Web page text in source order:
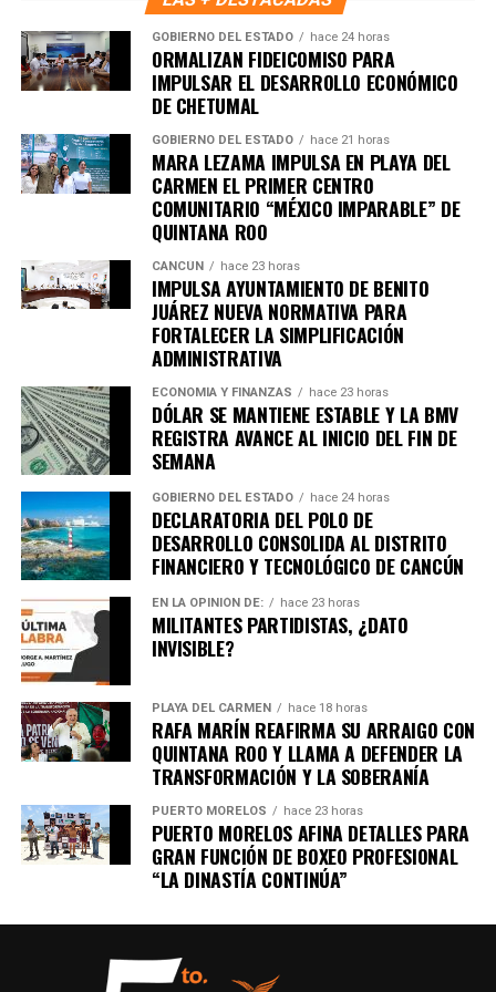
Recibe las noticias al instante
Únete al canal oficial de WhatsApp de
Quinto Podery recibe las noticias más
importantes de Quintana Roo directamente
en tu teléfono.
Unirme al canal de WhatsApp
GOBIERNO DEL ESTADO hace 24 horas
ORMALIZAN FIDEICOMISO PARA
IMPULSAR EL DESARROLLO ECONÓMICO
DE CHETUMAL
GOBIERNO DEL ESTADO hace 21 horas
MARA LEZAMA IMPULSA EN PLAYA DEL
CARMEN EL PRIMER CENTRO
COMUNITARIO “MÉXICO IMPARABLE” DE
QUINTANA ROO
CANCÚN hace 23 horas
IMPULSA AYUNTAMIENTO DE BENITO
JUÁREZ NUEVA NORMATIVA PARA
FORTALECER LA SIMPLIFICACIÓN
ADMINISTRATIVA
ECONOMÍA Y FINANZAS hace 23 horas
DÓLAR SE MANTIENE ESTABLE Y LA BMV
REGISTRA AVANCE AL INICIO DEL FIN DE
SEMANA
GOBIERNO DEL ESTADO hace 24 horas
DECLARATORIA DEL POLO DE
DESARROLLO CONSOLIDA AL DISTRITO
FINANCIERO Y TECNOLÓGICO DE CANCÚN
EN LA OPINIÓN DE: hace 23 horas
MILITANTES PARTIDISTAS, ¿DATO
INVISIBLE?
PLAYA DEL CARMEN hace 18 horas
RAFA MARÍN REAFIRMA SU ARRAIGO CON
QUINTANA ROO Y LLAMA A DEFENDER LA
TRANSFORMACIÓN Y LA SOBERANÍA
PUERTO MORELOS hace 23 horas
PUERTO MORELOS AFINA DETALLES PARA
GRAN FUNCIÓN DE BOXEO PROFESIONAL
“LA DINASTÍA CONTINÚA”